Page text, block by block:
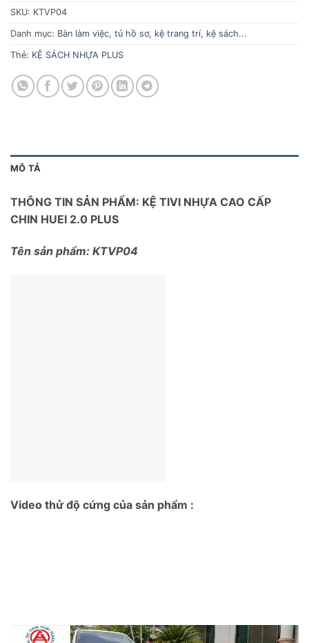
SKU: KTVP04
Danh mục: Bàn làm việc, tủ hồ sơ, kệ trang trí, kệ sách...
Thẻ: KỆ SÁCH NHỰA PLUS
MÔ TẢ
THÔNG TIN SẢN PHẨM: KỆ TIVI NHỰA CAO CẤP
CHIN HUEI 2.0 PLUS
Tên sản phẩm: KTVP04
Video thử độ cứng của sản phẩm :